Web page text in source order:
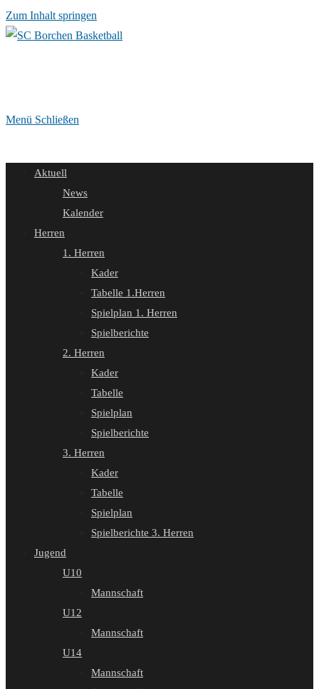
Zum Inhalt springen
Menü Schließen
Aktuell
News
Kalender
Herren
1. Herren
Kader
Tabelle 1.Herren
Spielplan 1. Herren
Spielberichte
2. Herren
Kader
Tabelle
Spielplan
Spielberichte
3. Herren
Kader
Tabelle
Spielplan
Spielberichte 3. Herren
Jugend
U10
Mannschaft
U12
Mannschaft
U14
Mannschaft